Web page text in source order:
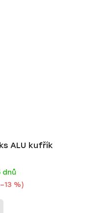
ALU kufřík
dnů
%)